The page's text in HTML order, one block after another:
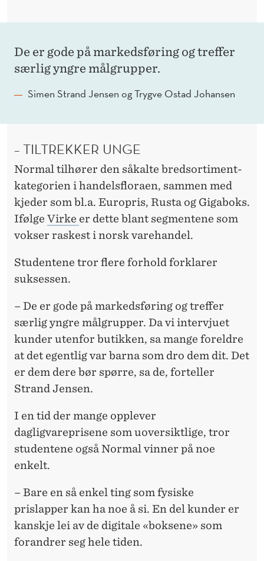
De er gode på markedsføring og treffer
særlig yngre målgrupper.
Simen Strand Jensen og Trygve Ostad Johansen
– TILTREKKER UNGE
Normal tilhører den såkalte bredsortiment-
kategorien i handelsfloraen, sammen med
kjeder som bl.a. Europris, Rusta og Gigaboks.
Ifølge Virke er dette blant segmentene som
vokser raskest i norsk varehandel.
Studentene tror flere forhold forklarer
suksessen.
– De er gode på markedsføring og treffer
særlig yngre målgrupper. Da vi intervjuet
kunder utenfor butikken, sa mange foreldre
at det egentlig var barna som dro dem dit. Det
er dem dere bør spørre, sa de, forteller
Strand Jensen.
I en tid der mange opplever
dagligvareprisene som uoversiktlige, tror
studentene også Normal vinner på noe
enkelt.
– Bare en så enkel ting som fysiske
prislapper kan ha noe å si. En del kunder er
kanskje lei av de digitale «boksene» som
forandrer seg hele tiden.